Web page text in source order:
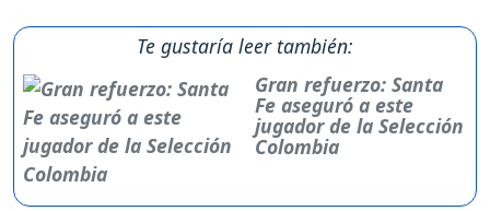
Te gustaría leer también:
Gran refuerzo: Santa
Fe aseguró a este
jugador de la Selección
Colombia